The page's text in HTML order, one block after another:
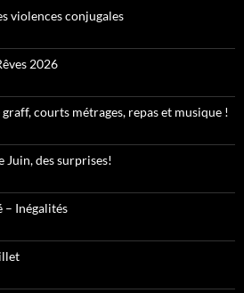
violences conjugales
2026
courts métrages, repas et musique !
Juin, des surprises!
– Inégalités